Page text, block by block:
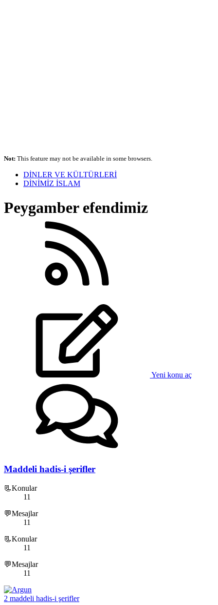
Not: This feature may not be available in some browsers.
DİNLER VE KÜLTÜRLERİ
DİNİMİZ İSLAM
Peygamber efendimiz
Yeni konu aç
Maddeli hadis-i şerifler
📃Konular
11
💬Mesajlar
11
📃Konular
11
💬Mesajlar
11
2 maddeli hadis-i şerifler